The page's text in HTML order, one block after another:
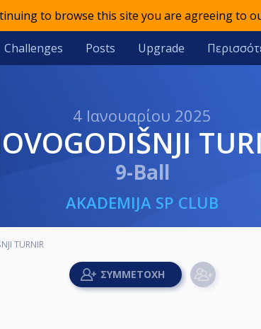
to browse this site you are agreeing to
Challenges Posts Upgrade
4 Ιανουαρίου 2025
NOVOGODIŠNJI
9-Ball
AKADEMIJA SP CLUB
TURNIR